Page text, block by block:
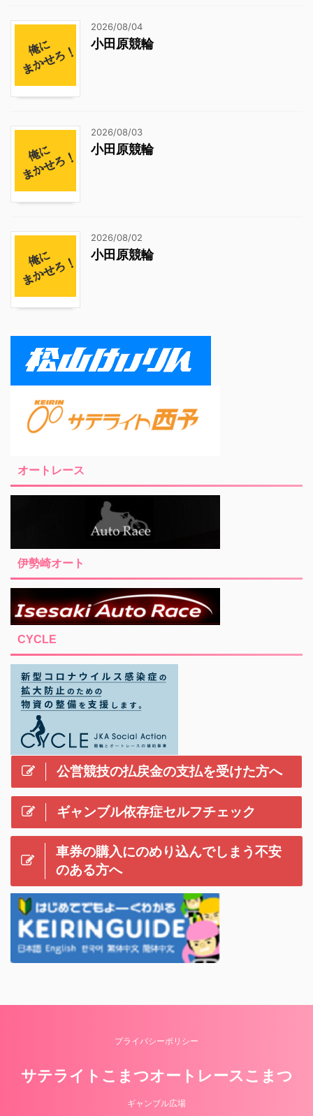
2026/08/04
小田原競輪
2026/08/03
小田原競輪
2026/08/02
小田原競輪
オートレース
伊勢崎オート
CYCLE
公営競技の払戻金の支払を受けた方へ
ギャンブル依存症セルフチェック
車券の購入にのめり込んでしまう不安
のある方へ
プライバシーポリシー
サテライトこまつオートレースこまつ
ギャンブル広場